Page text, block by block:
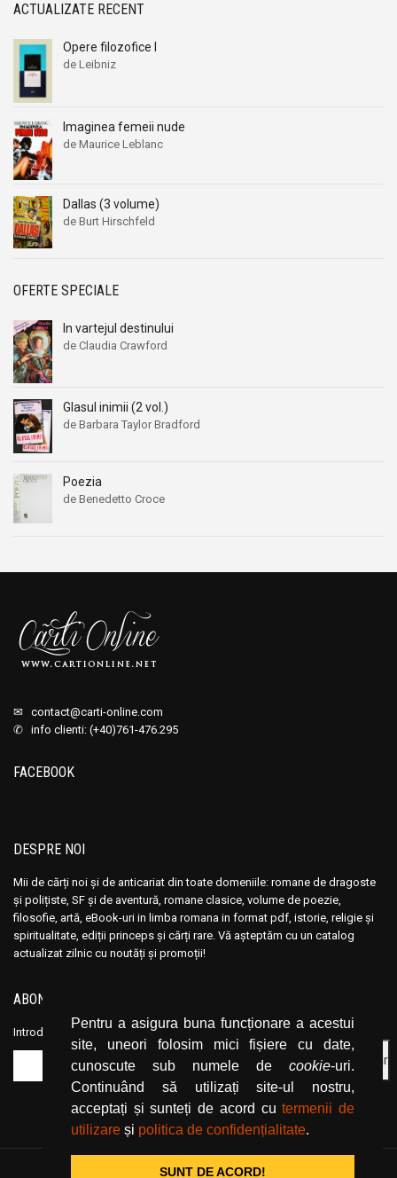
Pentru a asigura buna funcționare a acestui
site, uneori folosim mici fișiere cu date,
cunoscute sub numele de cookie-uri.
Continuând să utilizați site-ul nostru,
acceptați și sunteți de acord cutermenii de
utilizare și politica de confidențialitate.
SUNT DE ACORD!
ACTUALIZATE RECENT
Opere filozofice I
de Leibniz
Imaginea femeii nude
de Maurice Leblanc
Dallas (3 volume)
de Burt Hirschfeld
OFERTE SPECIALE
In vartejul destinului
de Claudia Crawford
Glasul inimii (2 vol.)
de Barbara Taylor Bradford
Poezia
de Benedetto Croce
✉ contact@carti-online.com
✆ info clienti: (+40)761-476.295
FACEBOOK
DESPRE NOI
Mii de cărți noi și de anticariat din toate domeniile: romane de dragoste
și polițiste, SF și de aventură, romane clasice, volume de poezie,
filosofie, artă, eBook-uri in limba romana in format pdf, istorie, religie și
spiritualitate, ediții princeps și cărți rare. Vă așteptăm cu un catalog
actualizat zilnic cu noutăți și promoții!
ABONEAZĂ-TE LA NEWSLETTER
Introduceți adresa dvs. de email și dați click pe butonul de abonare.